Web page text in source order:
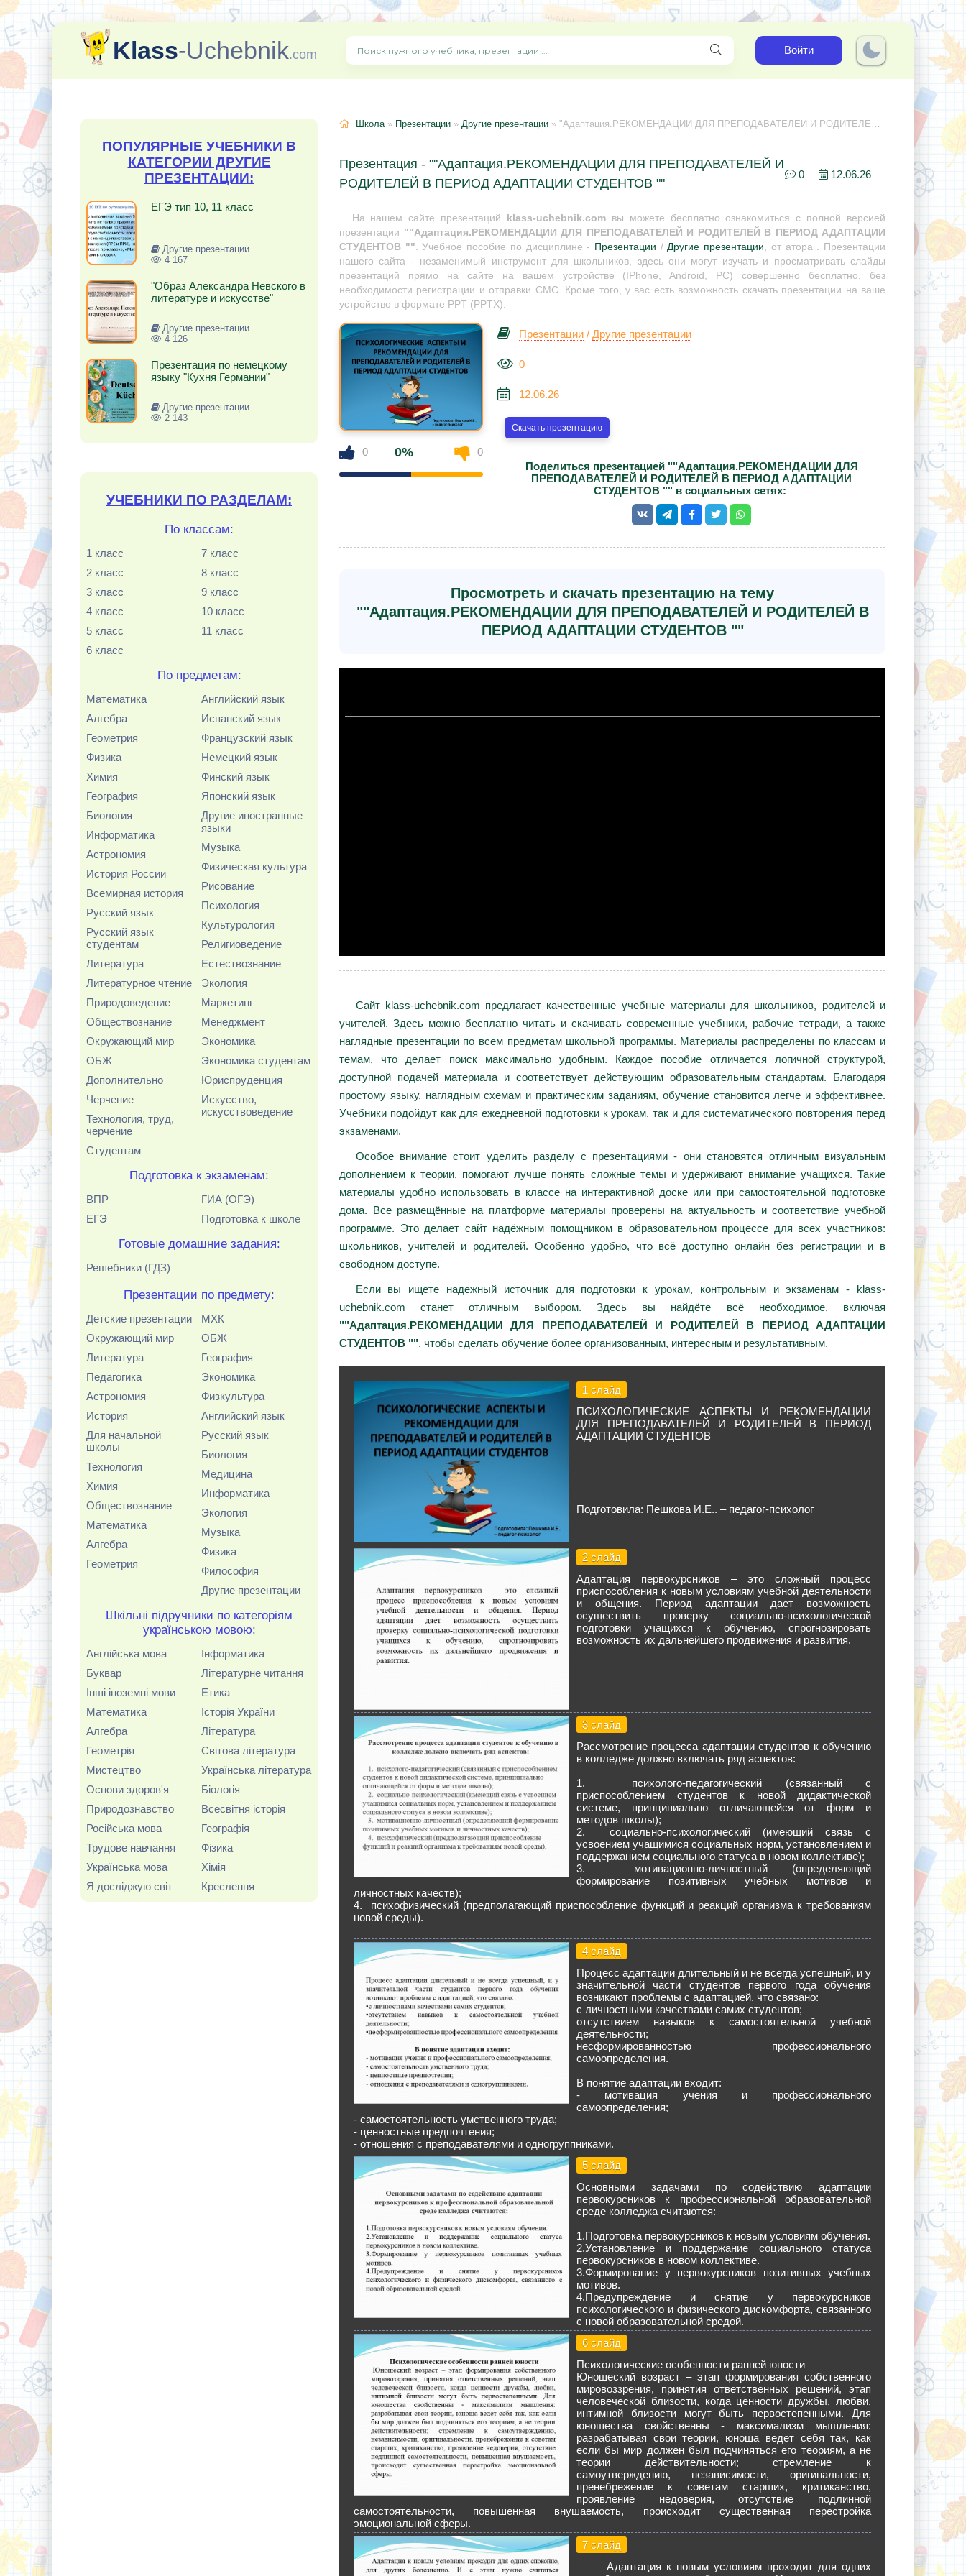
Klass-Uchebnik.com Войти
ПОПУЛЯРНЫЕ УЧЕБНИКИ В
КАТЕГОРИИ ДРУГИЕ
ПРЕЗЕНТАЦИИ:
ЕГЭ тип 10, 11 класс
Другие презентации
4 167
"Образ Александра Невского в
литературе и искусстве"
Другие презентации
4 126
Презентация по немецкому
языку "Кухня Германии"
Другие презентации
2 143
УЧЕБНИКИ ПО РАЗДЕЛАМ:
По классам:
1 класс
2 класс
3 класс
4 класс
5 класс
6 класс
7 класс
8 класс
9 класс
10 класс
11 класс
По предметам:
Математика
Алгебра
Геометрия
Физика
Химия
География
Биология
Информатика
Астрономия
История России
Всемирная история
Русский язык
Русский язык
студентам
Литература
Литературное чтение
Природоведение
Обществознание
Окружающий мир
ОБЖ
Дополнительно
Черчение
Технология, труд,
черчение
Студентам
Английский язык
Испанский язык
Французский язык
Немецкий язык
Финский язык
Японский язык
Другие иностранные
языки
Музыка
Физическая культура
Рисование
Психология
Культурология
Религиоведение
Естествознание
Экология
Маркетинг
Менеджмент
Экономика
Экономика студентам
Юриспруденция
Искусство,
искусствоведение
Подготовка к экзаменам:
ВПР
ЕГЭ
ГИА (ОГЭ)
Подготовка к школе
Готовые домашние задания:
Решебники (ГДЗ)
Презентации по предмету:
Детские презентации
Окружающий мир
Литература
Педагогика
Астрономия
История
Для начальной
школы
Технология
Химия
Обществознание
Математика
Алгебра
Геометрия
МХК
ОБЖ
География
Экономика
Физкультура
Английский язык
Русский язык
Биология
Медицина
Информатика
Экология
Музыка
Физика
Философия
Другие презентации
Шкільні підручники по категоріям
українською мовою:
Англійська мова
Буквар
Інші іноземні мови
Математика
Алгебра
Геометрія
Мистецтво
Основи здоров'я
Природознавство
Російська мова
Трудове навчання
Українська мова
Я досліджую світ
Інформатика
Літературне читання
Етика
Історія України
Література
Світова література
Українська література
Біологія
Всесвітня історія
Географія
Фізика
Хімія
Креслення
Школа» Презентации » Другие презентации » "Адаптация.РЕКОМЕНДАЦИИ ДЛЯ ПРЕПОДАВАТЕЛЕЙ И РОДИТЕЛЕЙ В ПЕРИОД АДАПТАЦИИ СТУДЕНТОВ "
Презентация - ""Адаптация.РЕКОМЕНДАЦИИ ДЛЯ ПРЕПОДАВАТЕЛЕЙ И
РОДИТЕЛЕЙ В ПЕРИОД АДАПТАЦИИ СТУДЕНТОВ ""
0 12.06.26
На нашем сайте презентаций klass-uchebnik.comвы можете бесплатно ознакомиться с полной версией
презентации ""Адаптация.РЕКОМЕНДАЦИИ ДЛЯ ПРЕПОДАВАТЕЛЕЙ И РОДИТЕЛЕЙ В ПЕРИОД АДАПТАЦИИ
СТУДЕНТОВ "". Учебное пособие по дисциплине - Презентации /Другие презентации, от атора . Презентации
нашего сайта - незаменимый инструмент для школьников, здесь они могут изучать и просматривать слайды
презентаций прямо на сайте на вашем устройстве (IPhone, Android, PC) совершенно бесплатно, без
необходимости регистрации и отправки СМС. Кроме того, у вас есть возможность скачать презентации на ваше
устройство в формате PPT (PPTX).
0 0% 0
Презентации / Другие презентации
0
12.06.26
Скачать презентацию
Поделиться презентацией ""Адаптация.РЕКОМЕНДАЦИИ ДЛЯ
ПРЕПОДАВАТЕЛЕЙ И РОДИТЕЛЕЙ В ПЕРИОД АДАПТАЦИИ
СТУДЕНТОВ "" в социальных сетях:
Просмотреть и скачать презентацию на тему
""Адаптация.РЕКОМЕНДАЦИИ ДЛЯ ПРЕПОДАВАТЕЛЕЙ И РОДИТЕЛЕЙ В
ПЕРИОД АДАПТАЦИИ СТУДЕНТОВ ""
Сайт klass-uchebnik.com предлагает качественные учебные материалы для школьников, родителей и
учителей. Здесь можно бесплатно читать и скачивать современные учебники, рабочие тетради, а также
наглядные презентации по всем предметам школьной программы. Материалы распределены по классам и
темам, что делает поиск максимально удобным. Каждое пособие отличается логичной структурой,
доступной подачей материала и соответствует действующим образовательным стандартам. Благодаря
простому языку, наглядным схемам и практическим заданиям, обучение становится легче и эффективнее.
Учебники подойдут как для ежедневной подготовки к урокам, так и для систематического повторения перед
экзаменами.
Особое внимание стоит уделить разделу с презентациями - они становятся отличным визуальным
дополнением к теории, помогают лучше понять сложные темы и удерживают внимание учащихся. Такие
материалы удобно использовать в классе на интерактивной доске или при самостоятельной подготовке
дома. Все размещённые на платформе материалы проверены на актуальность и соответствие учебной
программе. Это делает сайт надёжным помощником в образовательном процессе для всех участников:
школьников, учителей и родителей. Особенно удобно, что всё доступно онлайн без регистрации и в
свободном доступе.
Если вы ищете надежный источник для подготовки к урокам, контрольным и экзаменам - klass-
uchebnik.com станет отличным выбором. Здесь вы найдёте всё необходимое, включая
""Адаптация.РЕКОМЕНДАЦИИ ДЛЯ ПРЕПОДАВАТЕЛЕЙ И РОДИТЕЛЕЙ В ПЕРИОД АДАПТАЦИИ
СТУДЕНТОВ "", чтобы сделать обучение более организованным, интересным и результативным.
1 слайд
ПСИХОЛОГИЧЕСКИЕ АСПЕКТЫ И РЕКОМЕНДАЦИИ
ДЛЯ ПРЕПОДАВАТЕЛЕЙ И РОДИТЕЛЕЙ В ПЕРИОД
АДАПТАЦИИ СТУДЕНТОВ
Подготовила: Пешкова И.Е.. – педагог-психолог
2 слайд
Адаптация первокурсников – это сложный процесс
приспособления к новым условиям учебной деятельности
и общения. Период адаптации дает возможность
осуществить проверку социально-психологической
подготовки учащихся к обучению, спрогнозировать
возможность их дальнейшего продвижения и развития.
3 слайд
Рассмотрение процесса адаптации студентов к обучению
в колледже должно включать ряд аспектов:
1. психолого-педагогический (связанный с
приспособлением студентов к новой дидактической
системе, принципиально отличающейся от форм и
методов школы);
2. социально-психологический (имеющий связь с
усвоением учащимися социальных норм, установлением и
поддержанием социального статуса в новом коллективе);
3. мотивационно-личностный (определяющий
формирование позитивных учебных мотивов и
личностных качеств);
4. психофизический (предполагающий приспособление функций и реакций организма к требованиям
новой среды).
4 слайд
Процесс адаптации длительный и не всегда успешный, и у
значительной части студентов первого года обучения
возникают проблемы с адаптацией, что связано:
с личностными качествами самих студентов;
отсутствием навыков к самостоятельной учебной
деятельности;
несформированностью профессионального
самоопределения.
В понятие адаптации входит:
- мотивация учения и профессионального
самоопределения;
- самостоятельность умственного труда;
- ценностные предпочтения;
- отношения с преподавателями и одногруппниками.
5 слайд
Основными задачами по содействию адаптации
первокурсников к профессиональной образовательной
среде колледжа считаются:
1.Подготовка первокурсников к новым условиям обучения.
2.Установление и поддержание социального статуса
первокурсников в новом коллективе.
3.Формирование у первокурсников позитивных учебных
мотивов.
4.Предупреждение и снятие у первокурсников
психологического и физического дискомфорта, связанного
с новой образовательной средой.
6 слайд
Психологические особенности ранней юности
Юношеский возраст – этап формирования собственного
мировоззрения, принятия ответственных решений, этап
человеческой близости, когда ценности дружбы, любви,
интимной близости могут быть первостепенными. Для
юношества свойственны - максимализм мышления:
разрабатывая свои теории, юноша ведет себя так, как
если бы мир должен был подчиняться его теориям, а не
теории действительности; стремление к
самоутверждению, независимости, оригинальности,
пренебрежение к советам старших, критиканство,
проявление недоверия, отсутствие подлинной
самостоятельности, повышенная внушаемость, происходит существенная перестройка
эмоциональной сферы.
7 слайд
Адаптация к новым условиям проходит для одних